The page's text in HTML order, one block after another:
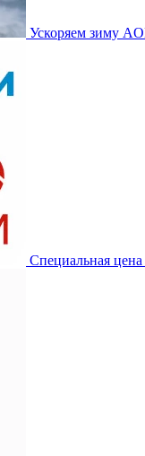
Ускоряем зиму
Специальная